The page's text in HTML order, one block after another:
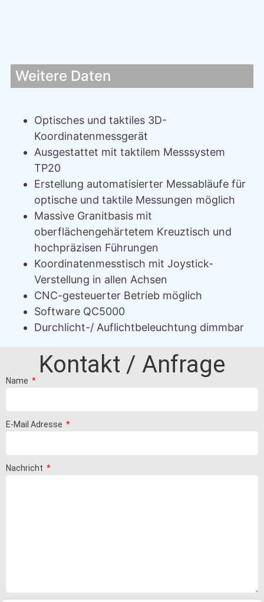
Weitere Daten
Optisches und taktiles 3D-
Koordinatenmessgerät
Ausgestattet mit taktilem Messsystem
TP20
Erstellung automatisierter Messabläufe für
optische und taktile Messungen möglich
Massive Granitbasis mit
oberflächengehärtetem Kreuztisch und
hochpräzisen Führungen
Koordinatenmesstisch mit Joystick-
Verstellung in allen Achsen
CNC-gesteuerter Betrieb möglich
Software QC5000
Durchlicht-/ Auflichtbeleuchtung dimmbar
Kontakt / Anfrage
Name
E-Mail Adresse
Nachricht